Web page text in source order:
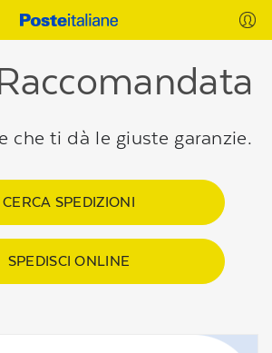
che ti dà le giuste garanzie.
CERCA SPEDIZIONI
SPEDISCI ONLINE